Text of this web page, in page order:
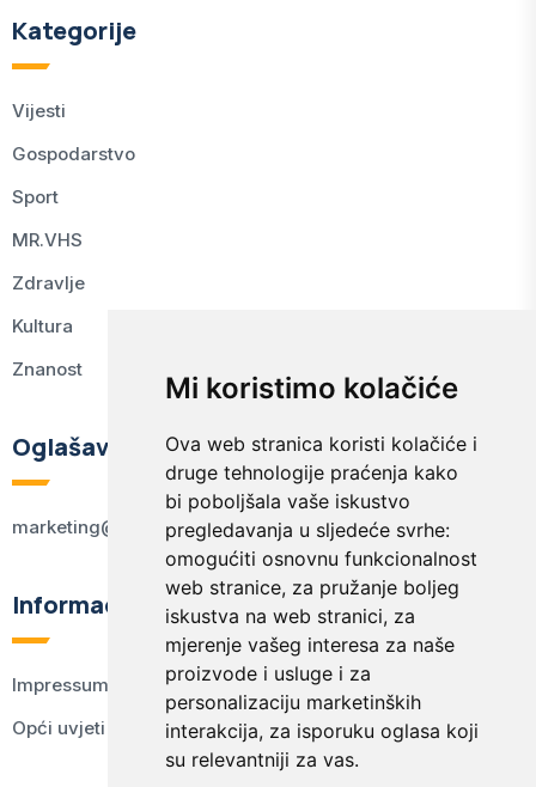
Mi koristimo kolačiće
Ova web stranica koristi kolačiće i
druge tehnologije praćenja kako
bi poboljšala vaše iskustvo
pregledavanja u sljedeće svrhe:
omogućiti osnovnu funkcionalnost
web stranice, za pružanje boljeg
iskustva na web stranici, za
mjerenje vašeg interesa za naše
proizvode i usluge i za
personalizaciju marketinških
interakcija, za isporuku oglasa koji
su relevantniji za vas.
Kategorije
Vijesti
Gospodarstvo
Sport
MR.VHS
Zdravlje
Kultura
Znanost
Oglašavanje
marketing@kodex.hr
Informacije
Impressum
Opći uvjeti korištenja